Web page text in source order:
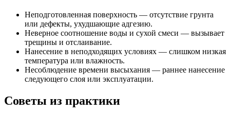
Неподготовленная поверхность — отсутствие грунта
или дефекты, ухудшающие адгезию.
Неверное соотношение воды и сухой смеси — вызывает
трещины и отслаивание.
Нанесение в неподходящих условиях — слишком низкая
температура или влажность.
Несоблюдение времени высыхания — раннее нанесение
следующего слоя или эксплуатации.
Советы из практики